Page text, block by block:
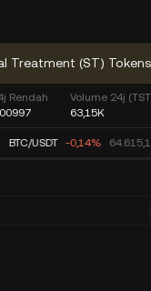
Treatment (ST)
Rendah
Volume 24j
63,15K
BTC/USDT -0,14% 64.615,1